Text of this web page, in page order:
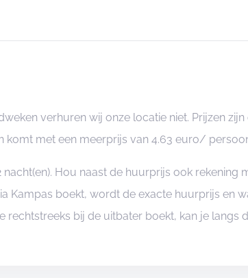
verhuren wij onze locatie niet. Prijzen
komt met een meerprijs van 4.63 euro/
Hou naast de huurprijs ook rekening
Kampas boekt, wordt de exacte huurprijs en
bij de uitbater boekt, kan je langs